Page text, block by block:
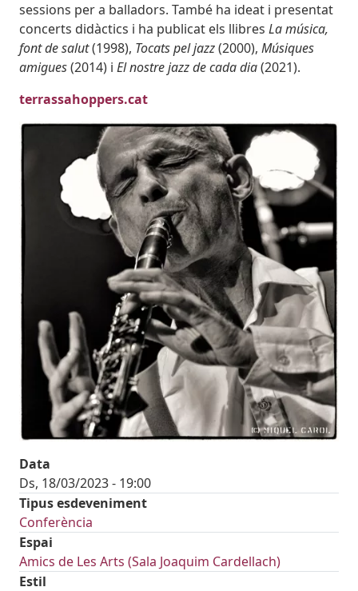
sessions per a balladors. També ha ideat i presentat
concerts didàctics i ha publicat els llibres La música,
font de salut(1998), Tocats pel jazz(2000), Músiques
amigues(2014) i El nostre jazz de cada dia(2021).
terrassahoppers.cat
Imatges
Image
Data
Ds, 18/03/2023 - 19:00
Tipus esdeveniment
Conferència
Espai
Amics de Les Arts (Sala Joaquim Cardellach)
Estil